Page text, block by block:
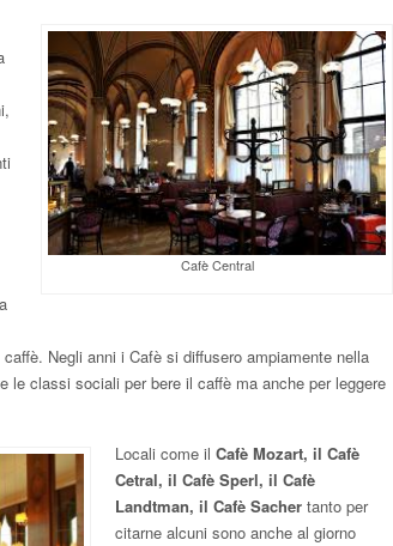
Cafè Central
Negli anni i Cafè si diffusero ampiamente nella
le classi sociali per bere il caffè ma anche per leggere
Locali come il Cafè Mozart, il Cafè
Cetral, il Cafè Sperl, il Cafè
Landtman, il Cafè Sacher tanto per
citarne alcuni sono anche al giorno